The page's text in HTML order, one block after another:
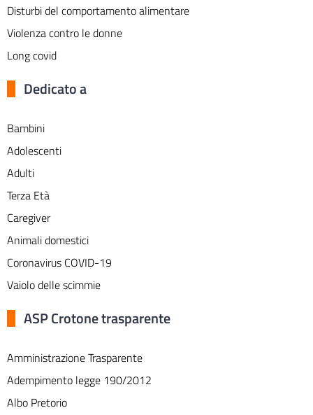
Disturbi del comportamento alimentare
Violenza contro le donne
Long covid
Dedicato a
Bambini
Adolescenti
Adulti
Terza Età
Caregiver
Animali domestici
Coronavirus COVID-19
Vaiolo delle scimmie
ASP Crotone trasparente
Amministrazione Trasparente
Adempimento legge 190/2012
Albo Pretorio